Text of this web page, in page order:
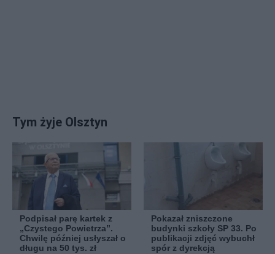
Tym żyje Olsztyn
Podpisał parę kartek z
„Czystego Powietrza”.
Chwilę później usłyszał o
długu na 50 tys. zł
Pokazał zniszczone
budynki szkoły SP 33. Po
publikacji zdjęć wybuchł
spór z dyrekcją